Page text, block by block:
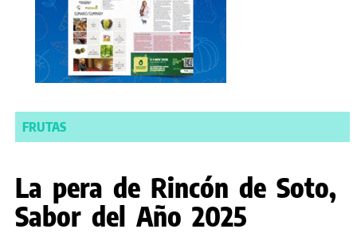
FRUTAS
La pera de Rincón de Soto,
Sabor del Año 2025